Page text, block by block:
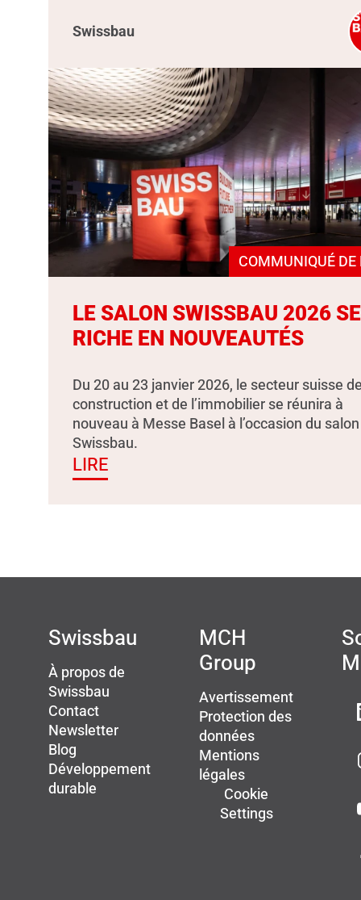
Swissbau
COMMUNIQUÉ DE
LE SALON SWISSBAU 2026
RICHE EN NOUVEAUTÉS
Du 20 au 23 janvier 2026, le secteur suisse
construction et de l’immobilier se réunira à
nouveau à Messe Basel à l’occasion du salon
Swissbau.
LIRE
Swissbau
À propos de
Swissbau
Contact
Newsletter
Blog
Développement
durable
MCH
Group
Avertissement
Protection des
données
Mentions
légales
Cookie
Settings